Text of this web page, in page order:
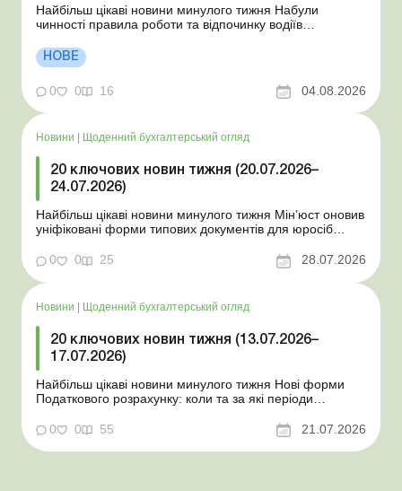
Найбільш цікаві новини минулого тижня Набули
чинності правила роботи та відпочинку водіїв
стан Для сільгосппідприємств і ФОП запроваджено нові
одноразові статистичні форми З 2 серпня змінюється
порядок зарахування окремих періодів роботи до стр...
НОВЕ
0 0 16 04.08.2026
Новини Щоденний бухгалтерський огляд
20 ключових новин тижня (20.07.2026–
24.07.2026)
Найбільш цікаві новини минулого тижня Мін’юст оновив
уніфіковані форми типових документів для юросіб
координаційного центру з організації бронювання У
працівника виявлено статус «у розшуку»: що потрібно
0 0 25 28.07.2026
Новини | Щоденний бухгалтерський огляд
20 ключових новин тижня (13.07.2026–
17.07.2026)
Найбільш цікаві новини минулого тижня Нові форми
Податкового розрахунку: коли та за які періоди
відстрочки від призову під час мобілізації удосконалено
Кабмін утворив Координаційний центр з організації
бронювання військовозобов’язаних Верховна ...
0 0 55 21.07.2026